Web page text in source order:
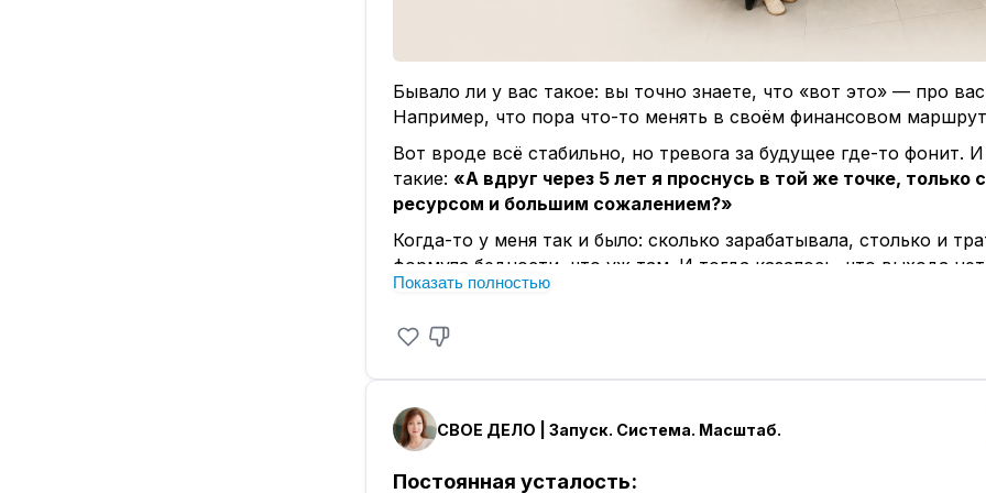
Бывало ли у вас такое: вы точно знаете, что «вот это» — про
Например, что пора что-то менять в своём финансовом
Вот вроде всё стабильно, но тревога за будущее где-то фонит.
такие: «А вдруг через 5 лет я проснусь в той же точке, только
ресурсом и большим сожалением?»
Когда-то у меня так и было: сколько зарабатывала, столько и
формула бедности, что уж там. И тогда казалось, что выхода
«финансовые ручейки» — не для меня.
Но ведь бывают моменты, когда важно просто посмотреть иначе.
Спокойно, без давления. Как, например, свои обычные,
покупки можно превратить в дополнительную опору для
фантастика, а вполне себе реальная система, знаете ли.
💡 Пока одни ждут чуда, я решила, что мне ближе создание
успеху, когда есть понятная, проверенная система и
Показать полностью
СВОЕ ДЕЛО | Запуск. Система. Масштаб.
Постоянная усталость: